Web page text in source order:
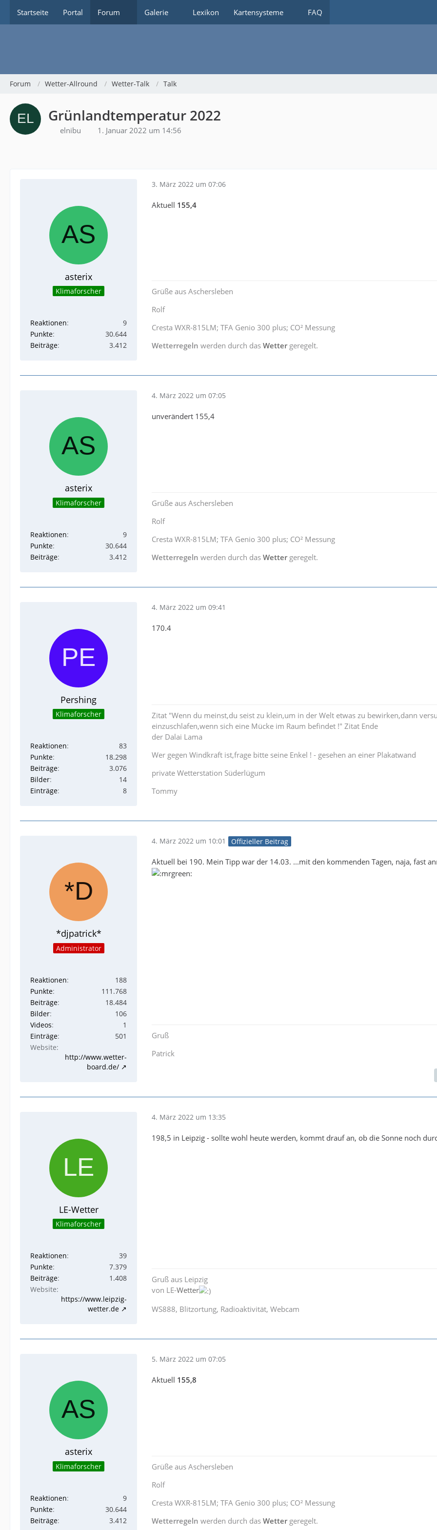
Startseite Portal Forum Galerie Lexikon Kartensysteme FAQ
Forum Wetter-Allround Wetter-Talk Talk
Grünlandtemperatur 2022
elnibu 1. Januar 2022 um 14:56
asterix
Klimaforscher
Reaktionen
9
Punkte
30.644
Beiträge
3.412
3. März 2022 um 07:06
Aktuell 155,4
Grüße aus Aschersleben
Rolf
Cresta WXR-815LM; TFA Genio 300 plus; CO² Messung
Wetterregeln werden durch das Wetter geregelt.
asterix
Klimaforscher
Reaktionen
9
Punkte
30.644
Beiträge
3.412
4. März 2022 um 07:05
unverändert 155,4
Grüße aus Aschersleben
Rolf
Cresta WXR-815LM; TFA Genio 300 plus; CO² Messung
Wetterregeln werden durch das Wetter geregelt.
Pershing
Klimaforscher
Reaktionen
83
Punkte
18.298
Beiträge
3.076
Bilder
14
Einträge
8
4. März 2022 um 09:41
170.4
Zitat "Wenn du meinst,du seist zu klein,um in der Welt etwas zu bewirken,dann
einzuschlafen,wenn sich eine Mücke im Raum befindet !" Zitat Ende
der Dalai Lama
Wer gegen Windkraft ist,frage bitte seine Enkel ! - gesehen an einer Plakatwand
private Wetterstation Süderlügum
Tommy
*djpatrick*
Administrator
Reaktionen
188
Punkte
111.768
Beiträge
18.484
Bilder
106
Videos
1
Einträge
501
Website
http://www.wetter-
board.de/
4. März 2022 um 10:01 Offizieller Beitrag
Aktuell bei 190. Mein Tipp war der 14.03. ...mit den kommenden Tagen, naja, fast
Gruß
Patrick
LE-Wetter
Klimaforscher
Reaktionen
39
Punkte
7.379
Beiträge
1.408
Website
https://www.leipzig-
wetter.de
4. März 2022 um 13:35
198,5 in Leipzig - sollte wohl heute werden, kommt drauf an, ob die Sonne noch
Gruß aus Leipzig
von LE-Wetter
WS888, Blitzortung, Radioaktivität, Webcam
asterix
Klimaforscher
Reaktionen
9
Punkte
30.644
Beiträge
3.412
5. März 2022 um 07:05
Aktuell 155,8
Grüße aus Aschersleben
Rolf
Cresta WXR-815LM; TFA Genio 300 plus; CO² Messung
Wetterregeln werden durch das Wetter geregelt.